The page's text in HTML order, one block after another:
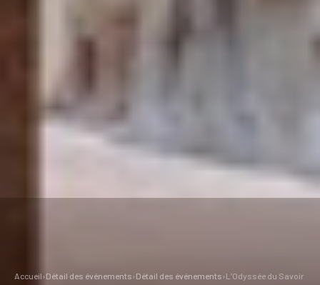
Accueil› Détail des événements› Détail des événements› L’Odyssée du Savoir